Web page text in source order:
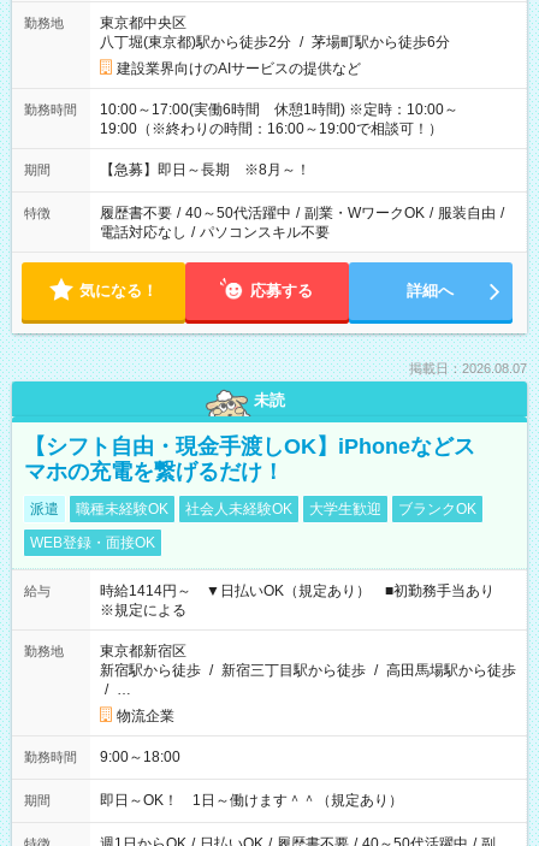
勤務地
東京都中央区
八丁堀(東京都)駅から徒歩2分 / 茅場町駅から徒歩6分
建設業界向けのAIサービスの提供など
勤務時間
10:00～17:00(実働6時間 休憩1時間) ※定時：10:00～
19:00（※終わりの時間：16:00～19:00で相談可！）
期間 【急募】即日～長期 ※8月～！
特徴 履歴書不要 / 40～50代活躍中 / 副業・WワークOK / 服装自由 /
電話対応なし / パソコンスキル不要
気になる！ 応募する 詳細へ
掲載日：2026.08.07
未読
【シフト自由・現金手渡しOK】iPhoneなどス
マホの充電を繋げるだけ！
派遣 職種未経験OK 社会人未経験OK 大学生歓迎
ブランクOK
WEB登録・面接OK
給与
時給1414円～ ▼日払いOK（規定あり） ■初勤務手当あり
※規定による
勤務地
東京都新宿区
新宿駅から徒歩 / 新宿三丁目駅から徒歩 / 高田馬場駅から徒歩
/ …
物流企業
勤務時間 9:00～18:00
期間 即日～OK！ 1日～働けます＾＾（規定あり）